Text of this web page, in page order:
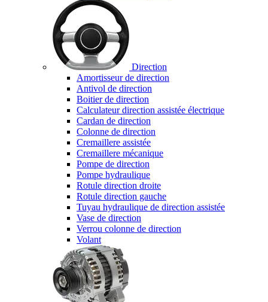
Direction
Amortisseur de direction
Antivol de direction
Boitier de direction
Calculateur direction assistée électrique
Cardan de direction
Colonne de direction
Cremaillere assistée
Cremaillere mécanique
Pompe de direction
Pompe hydraulique
Rotule direction droite
Rotule direction gauche
Tuyau hydraulique de direction assistée
Vase de direction
Verrou colonne de direction
Volant